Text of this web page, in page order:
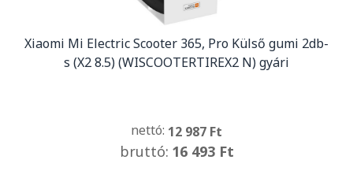
Xiaomi Mi Electric Scooter 365, Pro Külső gumi 2db-
s (X2 8.5) (WISCOOTERTIREX2 N) gyári
nettó: 12 987 Ft
bruttó: 16 493 Ft